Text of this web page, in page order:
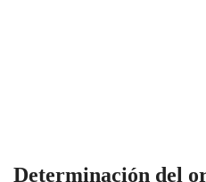
Determinación del